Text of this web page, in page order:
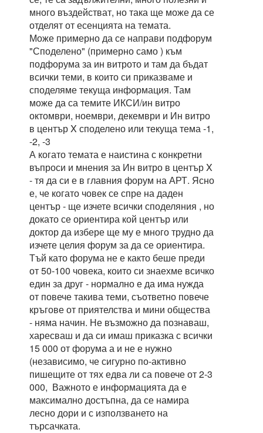
много въздействат, но така ще може да се
отделят от есенцията на темата.
Може примерно да се направи подфорум
"Споделено" (примерно само ) към
подфорума за ин витрото и там да бъдат
всички теми, в които си приказваме и
споделяме текуща информация. Там
може да са темите ИКСИ/ин витро
октомври, ноември, декември и Ин витро
в център X споделено или текуща тема -1,
-2, -3
А когато темата е наистина с конкретни
въпроси и мнения за Ин витро в център X
- тя да си е в главния форум на АРТ. Ясно
е, че когато човек се спре на даден
център - ще изчете всички споделяния , но
докато се ориентира кой център или
доктор да избере ще му е много трудно да
изчете целия форум за да се ориентира.
Тъй като форума не е както беше преди
от 50-100 човека, които си знаехме всичко
един за друг - нормално е да има нужда
от повече такива теми, съответно повече
кръгове от приятелства и мини общества
- няма начин. Не възможно да познаваш,
харесваш и да си имаш приказка с всички
15 000 от форума а и не е нужно
(независимо, че сигурно по-активно
пишещите от тях едва ли са повече от 2-3
000, Важното е информацията да е
максимално достъпна, да се намира
лесно дори и с използването на
търсачката.